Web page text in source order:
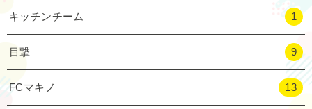
キッチンチーム 1
目撃 9
FCマキノ 13